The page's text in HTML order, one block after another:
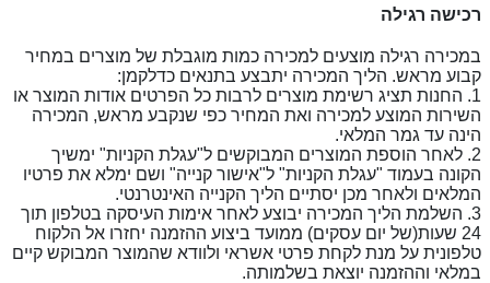
רכישה רגילה
במכירה רגילה מוצעים למכירה כמות מוגבלת של מוצרים במחיר
קבוע מראש. הליך המכירה יתבצע בתנאים כדלקמן:
1. החנות תציג רשימת מוצרים לרבות כל הפרטים אודות המוצר או
השירות המוצע למכירה ואת המחיר כפי שנקבע מראש, המכירה
הינה עד גמר המלאי.
2. לאחר הוספת המוצרים המבוקשים ל"עגלת הקניות" ימשיך
הקונה בעמוד "עגלת הקניות" ל"אישור קנייה" ושם ימלא את פרטיו
המלאים ולאחר מכן יסתיים הליך הקנייה האינטרנטי.
3. השלמת הליך המכירה יבוצע לאחר אימות העיסקה בטלפון תוך
24 שעות(של יום עסקים) ממועד ביצוע ההזמנה יחזרו אל הלקוח
טלפונית על מנת לקחת פרטי אשראי ולוודא שהמוצר המבוקש קיים
במלאי וההזמנה יוצאת בשלמותה.